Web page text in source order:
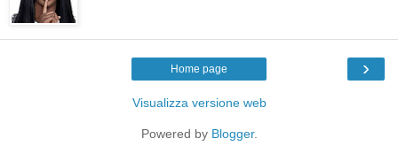
›
Home page
Visualizza versione web
Powered by Blogger.